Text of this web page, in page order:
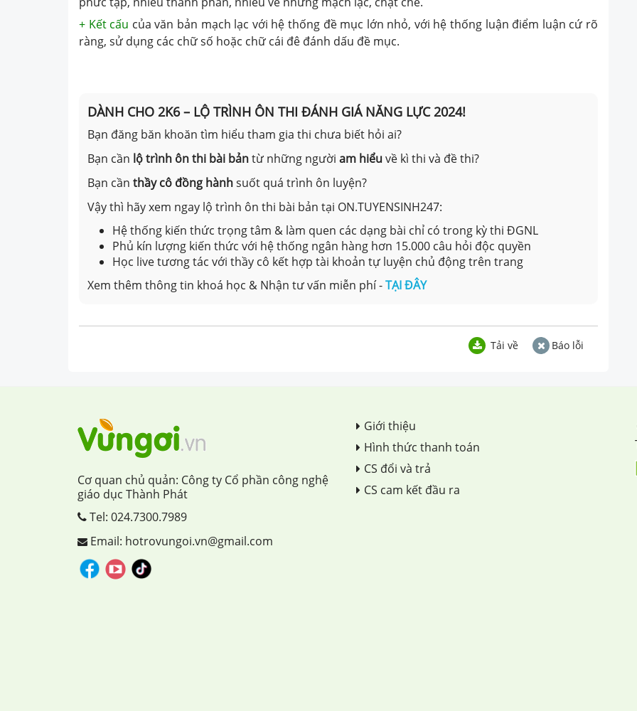
+ Kết cấu của văn bản mạch lạc với hệ thống đề mục lớn nhỏ, với hệ thống luận điểm luận cứ rõ
ràng, sử dụng các chữ số hoặc chữ cái đê đánh dấu đề mục.
DÀNH CHO 2K6 – LỘ TRÌNH ÔN THI ĐÁNH GIÁ NĂNG LỰC 2024!
Bạn đăng băn khoăn tìm hiểu tham gia thi chưa biết hỏi ai?
Bạn cần lộ trình ôn thi bài bảntừ những người am hiểuvề kì thi và đề thi?
Bạn cần thầy cô đồng hànhsuốt quá trình ôn luyện?
Vậy thì hãy xem ngay lộ trình ôn thi bài bản tại ON.TUYENSINH247:
Hệ thống kiến thức trọng tâm & làm quen các dạng bài chỉ có trong kỳ thi ĐGNL
Phủ kín lượng kiến thức với hệ thống ngân hàng hơn 15.000 câu hỏi độc quyền
Học live tương tác với thầy cô kết hợp tài khoản tự luyện chủ động trên trang
Xem thêm thông tin khoá học & Nhận tư vấn miễn phí -TẠI ĐÂY
Tải về Báo lỗi
Cơ quan chủ quản: Công ty Cổ phần công nghệ
giáo dục Thành Phát
Tel: 024.7300.7989
Email: hotrovungoi.vn@gmail.com
Giới thiệu
Hình thức thanh toán
CS đổi và trả
CS cam kết đầu ra